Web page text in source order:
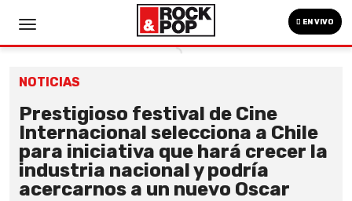
EN VIVO
NOTICIAS
Prestigioso festival de Cine
Internacional selecciona a Chile
para iniciativa que hará crecer la
industria nacional y podría
acercarnos a un nuevo Oscar